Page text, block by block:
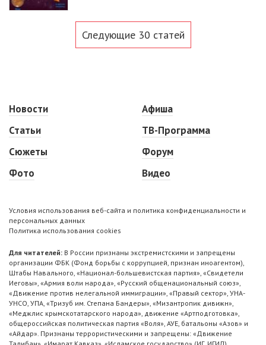
Следующие 30 статей
Новости
Статьи
Сюжеты
Фото
Афиша
ТВ-Программа
Форум
Видео
Условия использования веб-сайта и политика конфиденциальности и
персональных данных
Политика использования cookies
Для читателей: В России признаны экстремистскими и запрещены
организации ФБК (Фонд борьбы с коррупцией, признан иноагентом),
Штабы Навального, «Национал-большевистская партия», «Свидетели
Иеговы», «Армия воли народа», «Русский общенациональный союз»,
«Движение против нелегальной иммиграции», «Правый сектор», УНА-
УНСО, УПА, «Тризуб им. Степана Бандеры», «Мизантропик дивижн»,
«Меджлис крымскотатарского народа», движение «Артподготовка»,
общероссийская политическая партия «Воля», АУЕ, батальоны «Азов» и
«Айдар». Признаны террористическими и запрещены: «Движение